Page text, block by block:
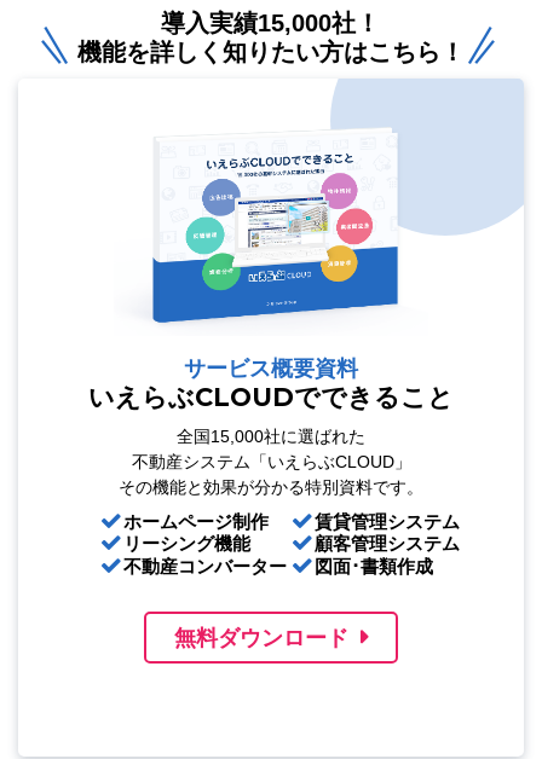
導入実績15,000社！
機能を詳しく知りたい方はこちら！
サービス概要資料
いえらぶCLOUDでできること
全国15,000社に選ばれた
不動産システム「いえらぶCLOUD」
その機能と効果が分かる特別資料です。
ホームページ制作
リーシング機能
不動産コンバーター
賃貸管理システム
顧客管理システム
図面･書類作成
無料ダウンロード